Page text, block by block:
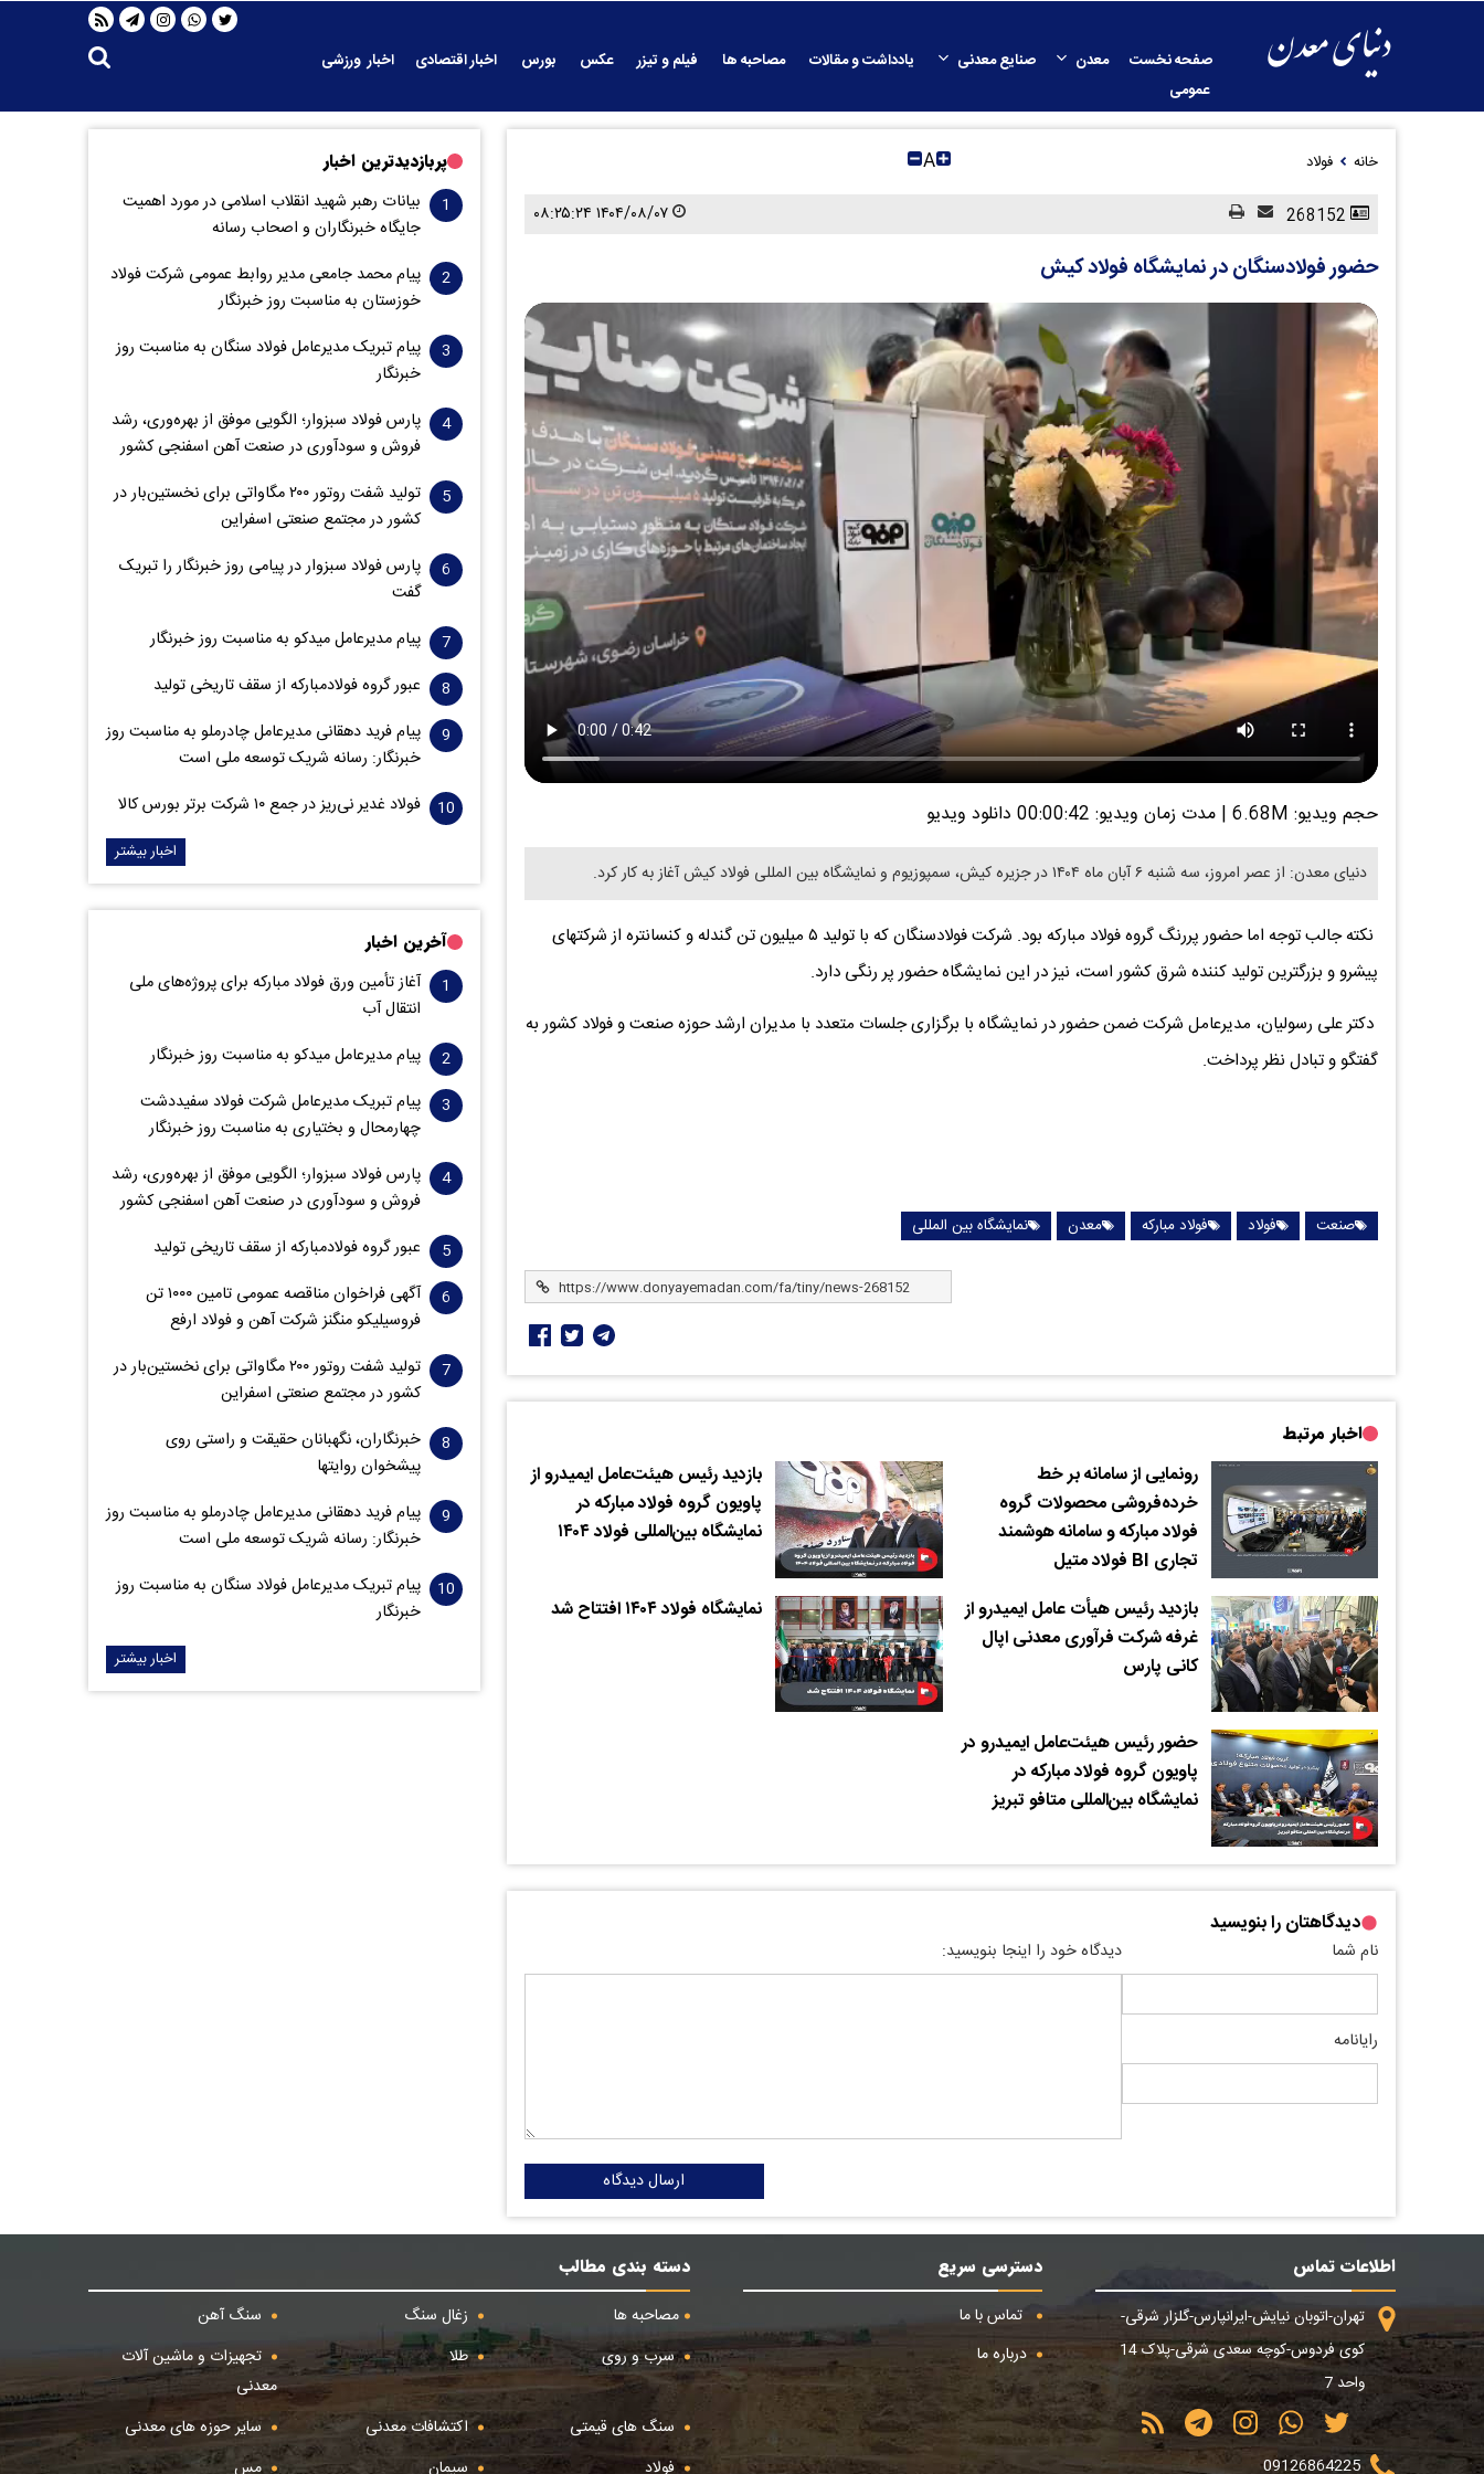
صفحه نخست معدن صنایع معدنی یادداشت و مقالات مصاحبه ها فیلم و تیزر عکس بورس اخبار اقتصادی
اخبار ورزشی
عمومی
خانه فولاد A
۱۴۰۴/۰۸/۰۷ ۰۸:۲۵:۲۴
حضور فولادسنگان در نمایشگاه فولاد کیش
حجم ویدیو: 6.68M | مدت زمان ویدیو: 00:00:42 دانلود ویدیو
دنیای معدن: از عصر امروز، سه شنبه ۶ آبان ماه ۱۴۰۴ در جزیره کیش، سمپوزیوم و نمایشگاه بین المللی فولاد کیش آغاز به کار کرد.
نکته جالب توجه اما حضور پررنگ گروه فولاد مبارکه بود. شرکت فولادسنگان که با تولید ۵ میلیون تن گندله و کنسانتره از شرکتهای
پیشرو و بزرگترین تولید کننده شرق کشور است، نیز در این نمایشگاه حضور پر رنگی دارد.
دکتر علی رسولیان، مدیرعامل شرکت ضمن حضور در نمایشگاه با برگزاری جلسات متعدد با مدیران ارشد حوزه صنعت و فولاد کشور به
گفتگو و تبادل نظر پرداخت.
صنعت فولاد فولاد مبارکه معدن نمایشگاه بین المللی
اخبار مرتبط
رونمایی از سامانه بر خط
خرده‌فروشی محصولات گروه
فولاد مبارکه و سامانه هوشمند
تجاری BI فولاد متیل
بازدید رئیس هیئت‌عامل ایمیدرو از
پاویون گروه فولاد مبارکه در
نمایشگاه بین‌المللی فولاد ۱۴۰۴
بازدید رئیس هیأت عامل ایمیدرو از
غرفه شرکت فرآوری معدنی اپال
کانی پارس
نمایشگاه فولاد ۱۴۰۴ افتتاح شد
حضور رئیس هیئت‌عامل ایمیدرو در
پاویون گروه فولاد مبارکه در
نمایشگاه بین‌المللی متافو تبریز
دیدگاهتان را بنویسید
نام شما
رایانامه
دیدگاه خود را اینجا بنویسید:
ارسال دیدگاه
پربازدیدترین اخبار
بیانات رهبر شهید انقلاب اسلامی در مورد اهمیت
جایگاه خبرنگاران و اصحاب رسانه
پیام محمد جامعی مدیر روابط عمومی شرکت فولاد
خوزستان به مناسبت روز خبرنگار
پیام تبریک مدیرعامل فولاد سنگان به مناسبت روز
خبرنگار
پارس فولاد سبزوار؛ الگویی موفق از بهره‌وری، رشد
فروش و سود‌آوری در صنعت آهن اسفنجی کشور
تولید شفت روتور ۲۰۰ مگاواتی برای نخستین‌بار در
کشور در مجتمع صنعتی اسفراین
پارس فولاد سبزوار در پیامی روز خبرنگار را تبریک
گفت
پیام مدیرعامل میدکو به مناسبت روز خبرنگار
عبور گروه فولادمبارکه از سقف تاریخی تولید
پیام فرید دهقانی مدیرعامل چادرملو به مناسبت روز
خبرنگار: رسانه شریک توسعه ملی است
فولاد غدیر نی‌ریز در جمع ۱۰ شرکت برتر بورس کالا
اخبار بیشتر
آخرین اخبار
آغاز تأمین ورق فولاد مبارکه برای پروژه‌های ملی
انتقال آب
پیام مدیرعامل میدکو به مناسبت روز خبرنگار
پیام تبریک مدیرعامل شرکت فولاد سفیددشت
چهارمحال و بختیاری به مناسبت روز خبرنگار
پارس فولاد سبزوار؛ الگویی موفق از بهره‌وری، رشد
فروش و سود‌آوری در صنعت آهن اسفنجی کشور
عبور گروه فولادمبارکه از سقف تاریخی تولید
آگهی فراخوان مناقصه عمومی تامین ۱۰۰۰ تن
فروسیلیکو منگنز شرکت آهن و فولاد ارفع
تولید شفت روتور ۲۰۰ مگاواتی برای نخستین‌بار در
کشور در مجتمع صنعتی اسفراین
خبرنگاران، نگهبانان حقیقت و راستی روی
پیشخوان روایت­ها
پیام فرید دهقانی مدیرعامل چادرملو به مناسبت روز
خبرنگار: رسانه شریک توسعه ملی است
پیام تبریک مدیرعامل فولاد سنگان به مناسبت روز
خبرنگار
اخبار بیشتر
اطلاعات تماس
تهران-اتوبان نیایش-ایرانپارس-گلزار شرقی-
کوی فردوس-کوچه سعدی شرقی-پلاک 14
واحد 7
09126864225
دسترسی سریع
تماس با ما
درباره ما
دسته بندی مطالب
مصاحبه ها
زغال سنگ
سنگ آهن
سرب و روی
طلا
تجهیزات و ماشین آلات
معدنی
سنگ های قیمتی
اکتشافات معدنی
سایر حوزه های معدنی
فولاد
سیمان مس